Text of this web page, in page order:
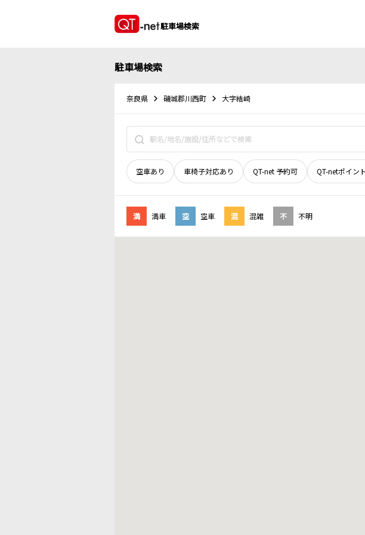
駐車場検索
駐車場検索
奈良県 磯城郡川西町 大字結崎
空車あり 車椅子対応あり QT-net 予約可 QT-netポイン
満 満車 空 空車 混 混雑 不 不明